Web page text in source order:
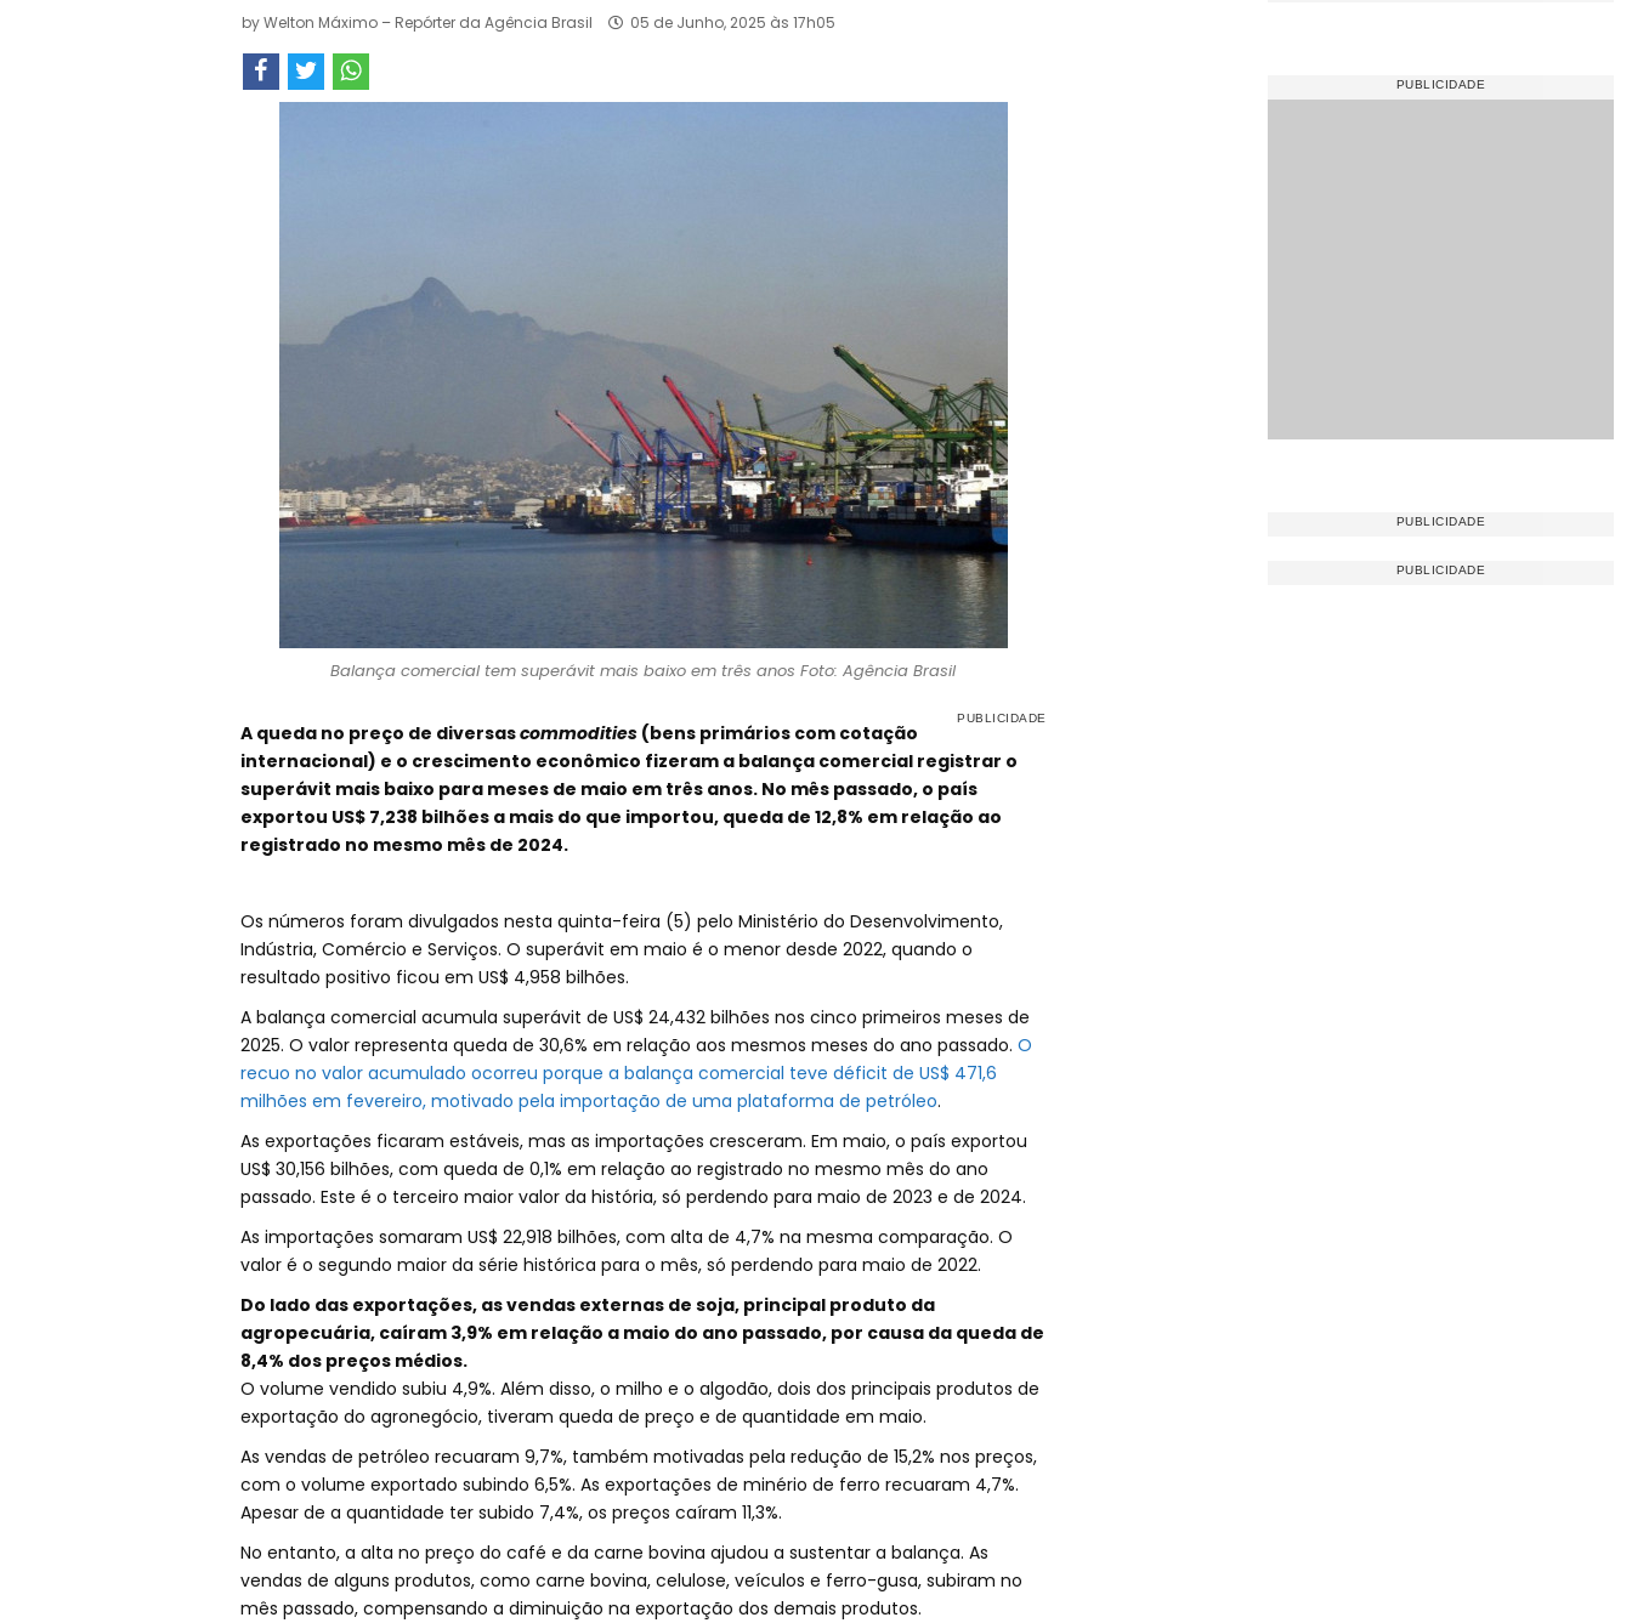
byWelton Máximo – Repórter da Agência Brasil 05 de Junho, 2025 às 17h05
Balança comercial tem superávit mais baixo em três anos Foto: Agência Brasil
A queda no preço de diversascommodities(bens primários com cotação
internacional) e o crescimento econômico fizeram a balança comercial registrar o
superávit mais baixo para meses de maio em três anos. No mês passado, o país
exportou US$ 7,238 bilhões a mais do que importou, queda de 12,8% em relação ao
registrado no mesmo mês de 2024.
Os números foram divulgados nesta quinta-feira (5) pelo Ministério do Desenvolvimento,
Indústria, Comércio e Serviços. O superávit em maio é o menor desde 2022, quando o
resultado positivo ficou em US$ 4,958 bilhões.
A balança comercial acumula superávit de US$ 24,432 bilhões nos cinco primeiros meses de
2025. O valor representa queda de 30,6% em relação aos mesmos meses do ano passado. O
recuo no valor acumulado ocorreu porque a balança comercial teve déficit de US$ 471,6
milhões em fevereiro, motivado pela importação de uma plataforma de petróleo.
As exportações ficaram estáveis, mas as importações cresceram. Em maio, o país exportou
US$ 30,156 bilhões, com queda de 0,1% em relação ao registrado no mesmo mês do ano
passado. Este é o terceiro maior valor da história, só perdendo para maio de 2023 e de 2024.
As importações somaram US$ 22,918 bilhões, com alta de 4,7% na mesma comparação. O
valor é o segundo maior da série histórica para o mês, só perdendo para maio de 2022.
Do lado das exportações, as vendas externas de soja, principal produto da
agropecuária, caíram 3,9% em relação a maio do ano passado, por causa da queda de
8,4% dos preços médios.
O volume vendido subiu 4,9%. Além disso, o milho e o algodão, dois dos principais produtos de
exportação do agronegócio, tiveram queda de preço e de quantidade em maio.
As vendas de petróleo recuaram 9,7%, também motivadas pela redução de 15,2% nos preços,
com o volume exportado subindo 6,5%. As exportações de minério de ferro recuaram 4,7%.
Apesar de a quantidade ter subido 7,4%, os preços caíram 11,3%.
No entanto, a alta no preço do café e da carne bovina ajudou a sustentar a balança. As
vendas de alguns produtos, como carne bovina, celulose, veículos e ferro-gusa, subiram no
mês passado, compensando a diminuição na exportação dos demais produtos.